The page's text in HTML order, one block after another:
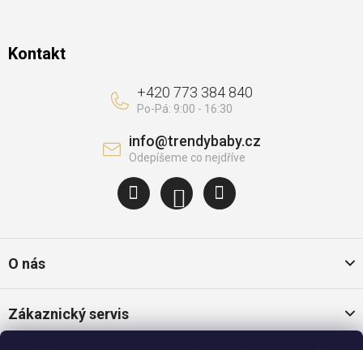
Kontakt
info@trendybaby.cz
+420 773 384 840
O nás
Zákaznický servis